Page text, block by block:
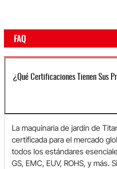
FAQ
¿Qué Certificaciones Tienen Sus
La maquinaria de jardín de
certificada para el mercado
todos los estándares
GS, EMC, EUV, ROHS, y más.